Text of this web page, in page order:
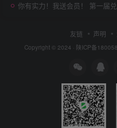
你有实力！我送会员！ 第一届
友链 声明
Copyright © 2024 · 陕ICP备